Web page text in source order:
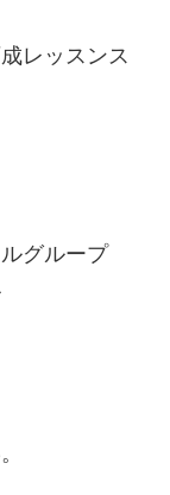
レッスンス
グループ